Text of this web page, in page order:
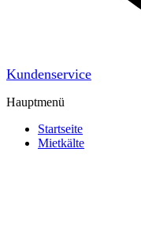
Kundenservice
Hauptmenü
Startseite
Mietkälte